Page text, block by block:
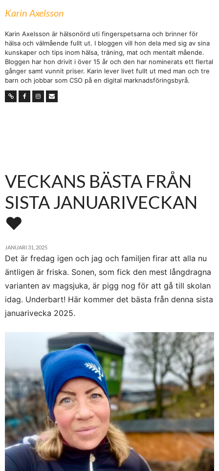
Karin Axelsson
Karin Axelsson är hälsonörd uti fingerspetsarna och brinner för
hälsa och välmående fullt ut. I bloggen vill hon dela med sig av sina
kunskaper och tips inom hälsa, träning, mat och mentalt mående.
Bloggen har hon drivit i över 15 år och den har nominerats ett flertal
gånger samt vunnit priser. Karin lever livet fullt ut med man och tre
barn och jobbar som CSO på en digital marknadsföringsbyrå.
VECKANS BÄSTA FRÅN
SISTA JANUARIVECKAN
♥
JANUARI 31, 2025
Det är fredag igen och jag och familjen firar att alla nu
äntligen är friska. Sonen, som fick den mest långdragna
varianten av magsjuka, är pigg nog för att gå till skolan
idag. Underbart! Här kommer det bästa från denna sista
januarivecka 2025.